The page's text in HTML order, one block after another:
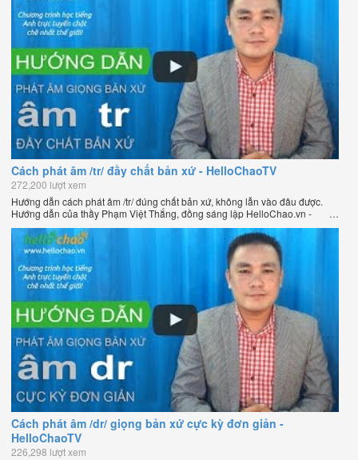
Cách phát âm /tr/ đầy chất bản xứ - HelloChaoTV
272,200 lượt xem
Hướng dẫn cách phát âm /tr/ đúng chất bản xứ, không lẫn vào đâu được.
Hướng dẫn của thầy Phạm Việt Thắng, đồng sáng lập HelloChao.vn -
Chương trình dạy tiếng Anh trực tuyến chặt chẽ nhất thế giới.
Cách phát âm /dr/ giọng bản xứ cực kỳ đơn giản -
HelloChaoTV
226,298 lượt xem